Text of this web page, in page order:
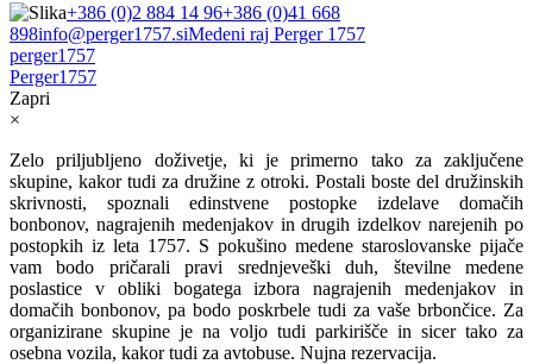
+386 (0)2 884 14 96+386 (0)41 668
898info@perger1757.siMedeni raj Perger 1757
perger1757
Perger1757
Zapri
×
Zelo priljubljeno doživetje, ki je primerno tako za zaključene
skupine, kakor tudi za družine z otroki. Postali boste del družinskih
skrivnosti, spoznali edinstvene postopke izdelave domačih
bonbonov, nagrajenih medenjakov in drugih izdelkov narejenih po
postopkih iz leta 1757. S pokušino medene staroslovanske pijače
vam bodo pričarali pravi srednjeveški duh, številne medene
poslastice v obliki bogatega izbora nagrajenih medenjakov in
domačih bonbonov, pa bodo poskrbele tudi za vaše brbončice. Za
organizirane skupine je na voljo tudi parkirišče in sicer tako za
osebna vozila, kakor tudi za avtobuse. Nujna rezervacija.